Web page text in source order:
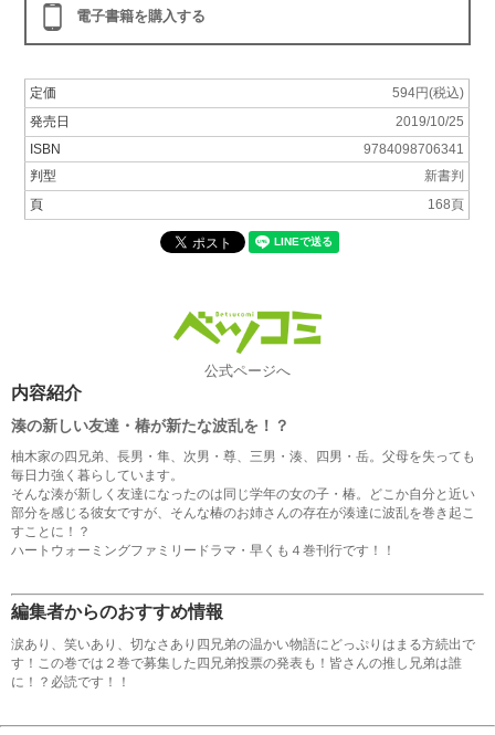
電子書籍を購入する
定価
594円(税込)
発売日
2019/10/25
ISBN
9784098706341
判型
新書判
頁
168頁
公式ページへ
内容紹介
湊の新しい友達・椿が新たな波乱を！？
柚木家の四兄弟、長男・隼、次男・尊、三男・湊、四男・岳。父母を失っても
毎日力強く暮らしています。
そんな湊が新しく友達になったのは同じ学年の女の子・椿。どこか自分と近い
部分を感じる彼女ですが、そんな椿のお姉さんの存在が湊達に波乱を巻き起こ
すことに！？
ハートウォーミングファミリードラマ・早くも４巻刊行です！！
編集者からのおすすめ情報
涙あり、笑いあり、切なさあり四兄弟の温かい物語にどっぷりはまる方続出で
す！この巻では２巻で募集した四兄弟投票の発表も！皆さんの推し兄弟は誰
に！？必読です！！